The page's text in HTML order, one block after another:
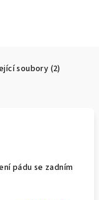
soubory (2)
pádu se zadním